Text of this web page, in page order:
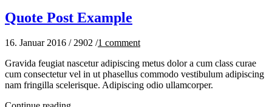
Quote Post Example
16. Januar 2016 / 2902 /1 comment
Gravida feugiat nascetur adipiscing metus dolor a cum class curae
cum consectetur vel in ut phasellus commodo vestibulum adipiscing
nam fringilla scelerisque. Adipiscing odio ullamcorper.